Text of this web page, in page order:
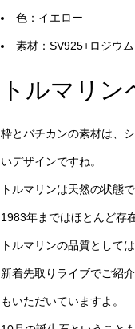
色：イエロー
素材：SV925+ロジウ
トルマリ
枠とバチカンの素材は、
いデザインですね。
トルマリンは天然の状態
1983年まではほとんど存
トルマリンの品質として
新着先取りライブでご紹
もいただいていますよ。